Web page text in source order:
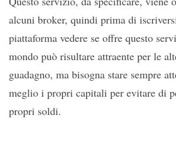
alcuni broker, quindi prima di
piattaforma vedere se offre questo
mondo può risultare attraente per le
guadagno, ma bisogna stare sempre
meglio i propri capitali per evitare di
propri soldi.